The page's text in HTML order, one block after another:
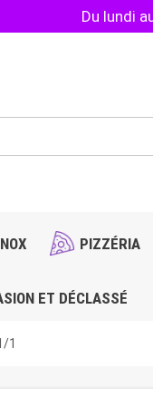
Du lundi
PIZZÉRIA
ET DÉCLASSÉ
1